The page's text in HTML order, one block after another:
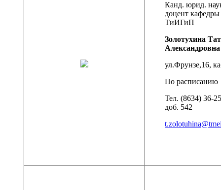
Канд. юрид.
доцент кафедры
ТиИГиП
Золотухина
Александровна
ул.Фрунзе,16,
По расписанию
Тел. (8634) 36-
доб. 542